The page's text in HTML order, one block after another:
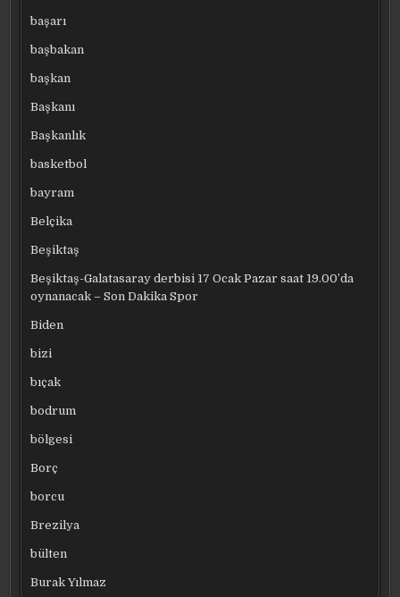
başarı
başbakan
başkan
Başkanı
Başkanlık
basketbol
bayram
Belçika
Beşiktaş
Beşiktaş-Galatasaray derbisi 17 Ocak Pazar saat 19.00’da
oynanacak – Son Dakika Spor
Biden
bizi
bıçak
bodrum
bölgesi
Borç
borcu
Brezilya
bülten
Burak Yılmaz